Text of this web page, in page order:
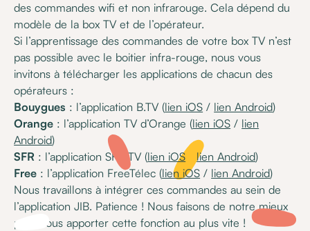
des commandes wifi et non infrarouge. Cela dépend du
modèle de la box TV et de l’opérateur.
Si l’apprentissage des commandes de votre box TV n’est
pas possible avec le boitier infra-rouge, nous vous
invitons à télécharger les applications de chacun des
opérateurs :
Bouygues : l’application B.TV (lien iOS / lien Android)
Orange : l’application TV d’Orange (lien iOS / lien
Android)
SFR : l’application SFR TV (lien iOS lien Android)
Free : l’application FreeTélec (lien iOS / lien Android)
Nous travaillons à intégrer ces commandes au sein de
l’application JIB. Patience ! Nous faisons de notre mieux
pour vous apporter cette fonction au plus vite !